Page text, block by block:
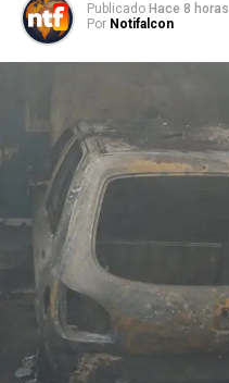
Publicado Hace 8 horas
Por Notifalcon